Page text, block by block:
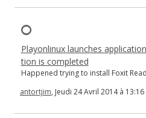
Playonlinux launches
tion is completed
Happened trying to install Foxit
antortjim, Jeudi 24 Avril 2014 à 13:16